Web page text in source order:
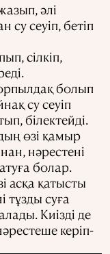
әлі
су сеуіп, бетіп
сілкіп,
болып
су сеуіп
білектейді.
өзі қамыр
нәрестені
болар.
асқа қатысты
тұзды суға
Киізді де
керіп-